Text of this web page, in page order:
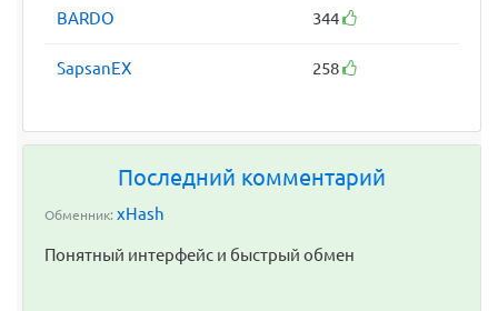
BARDO 344
SapsanEX 258
Последний комментарий
Обменник: xHash
Понятный интерфейс и быстрый обмен